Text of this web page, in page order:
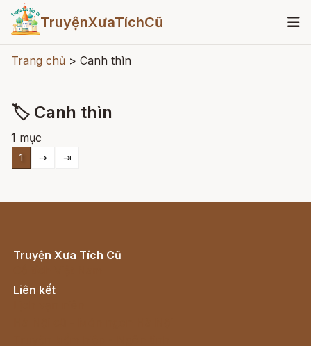
TruyệnXưaTíchCũ
Trang chủ > Canh thìn
🏷 Canh thìn
1 mục
1 ⇢ ⇥
Truyện Xưa Tích Cũ
Liên kết